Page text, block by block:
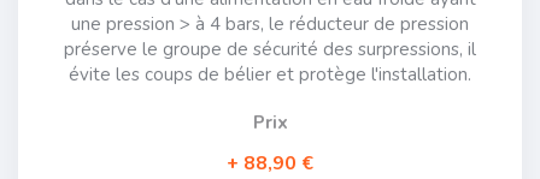
une pression > à 4 bars, le réducteur de pression
préserve le groupe de sécurité des surpressions, il
évite les coups de bélier et protège l'installation.
Prix
88,90 €